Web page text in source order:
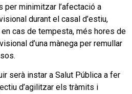
minimitzar l’afectació a
durant el casal d’estiu,
cas de tempesta, més hores de
d’una mànega per remullar
serà instar a Salut Pública a fer
d’agilitzar els tràmits i